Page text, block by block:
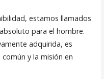
estamos llamados
para el hombre.
adquirida, es
y la misión en